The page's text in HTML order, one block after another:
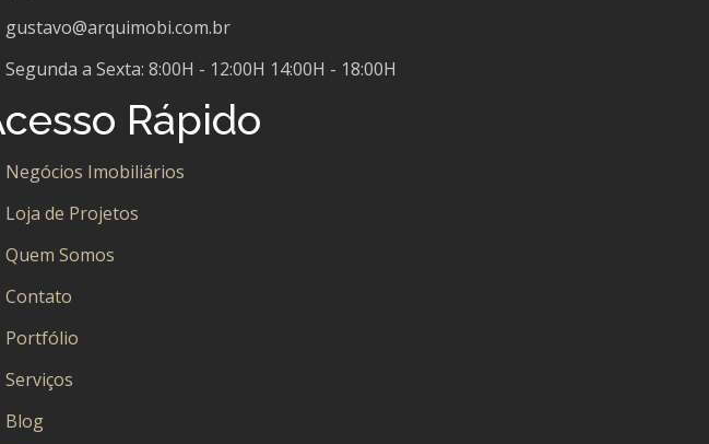
gustavo@arquimobi.com.br
Segunda a Sexta: 8:00H - 12:00H 14:00H - 18:00H
Rápido
Negócios Imobiliários
Loja de Projetos
Quem Somos
Contato
Portfólio
Serviços
Blog